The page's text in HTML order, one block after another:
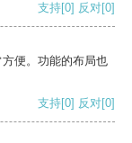
支持[0] 反对[0]
便。功能的布局也
支持[0] 反对[0]